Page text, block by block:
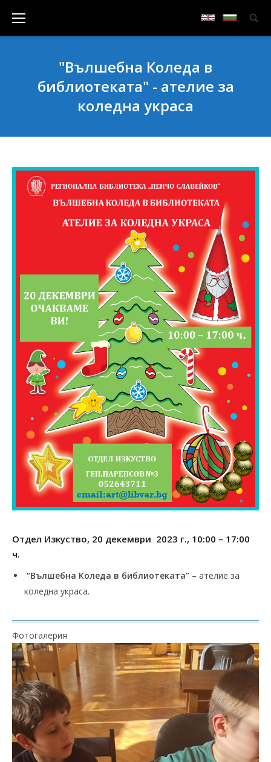
"Вълшебна Коледа в
библиотеката" - ателие за
коледна украса
Отдел Изкуство, 20 декември 2023 г., 10:00 – 17:00
ч.
“Вълшебна Коледа в библиотеката” – ателие за
коледна украса.
Фотогалерия